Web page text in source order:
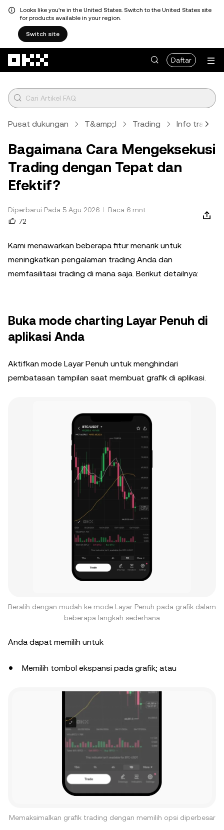
Looks like you're in the United States. Switch to the United States site
for products available in your region.
Switch site
Daftar
Pusat dukungan T&amp;J Trading Info trading
Bagaimana Cara Mengeksekusi
Trading dengan Tepat dan
Efektif?
Diperbarui Pada 5 Agu 2026
Baca 6 mnt
72
Kami menawarkan beberapa fitur menarik untuk
meningkatkan pengalaman trading Anda dan
memfasilitasi trading di mana saja. Berikut detailnya:
Buka mode charting Layar Penuh di
aplikasi Anda
Aktifkan mode Layar Penuh untuk menghindari
pembatasan tampilan saat membuat grafik di aplikasi.
Beralih dengan mudah ke mode Layar Penuh pada grafik dalam
beberapa langkah sederhana
Anda dapat memilih untuk
Memilih tombol ekspansi pada grafik; atau
Memaksimalkan grafik trading dengan memilih opsi diperbesar